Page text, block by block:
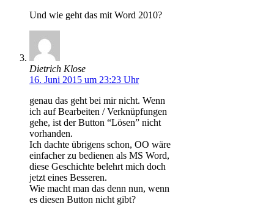
Und wie geht das mit Word 2010?
Dietrich Klose
16. Juni 2015 um 23:23 Uhr
genau das geht bei mir nicht. Wenn
ich auf Bearbeiten / Verknüpfungen
gehe, ist der Button “Lösen” nicht
vorhanden.
Ich dachte übrigens schon, OO wäre
einfacher zu bedienen als MS Word,
diese Geschichte belehrt mich doch
jetzt eines Besseren.
Wie macht man das denn nun, wenn
es diesen Button nicht gibt?